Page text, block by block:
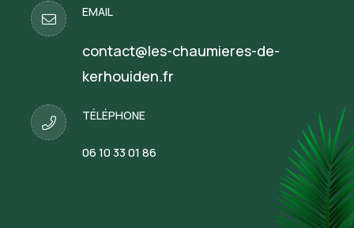
EMAIL
contact@les-chaumieres-de-
kerhouiden.fr
TÉLÉPHONE
06 10 33 01 86